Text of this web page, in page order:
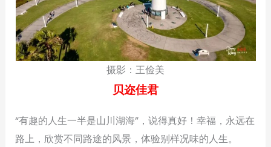
摄影：王俭美
贝迩佳君
“有趣的人生一半是山川湖海”，说得真好！幸福，永远在
路上，欣赏不同路途的风景，体验别样况味的人生。